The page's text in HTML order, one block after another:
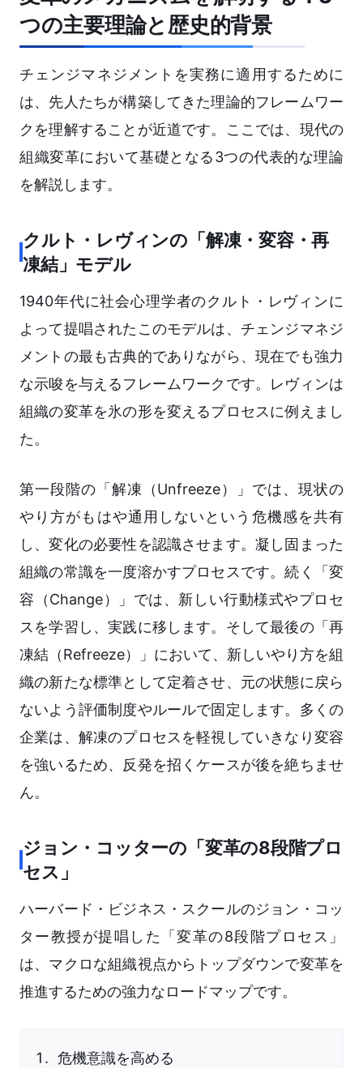
つの主要理論と歴史的背景
チェンジマネジメントを実務に適用するために
は、先人たちが構築してきた理論的フレームワー
クを理解することが近道です。ここでは、現代の
組織変革において基礎となる3つの代表的な理論
を解説します。
クルト・レヴィンの「解凍・変容・再
凍結」モデル
1940年代に社会心理学者のクルト・レヴィンに
よって提唱されたこのモデルは、チェンジマネジ
メントの最も古典的でありながら、現在でも強力
な示唆を与えるフレームワークです。レヴィンは
組織の変革を氷の形を変えるプロセスに例えまし
た。
第一段階の「解凍（Unfreeze）」では、現状の
やり方がもはや通用しないという危機感を共有
し、変化の必要性を認識させます。凝し固まった
組織の常識を一度溶かすプロセスです。続く「変
容（Change）」では、新しい行動様式やプロセ
スを学習し、実践に移します。そして最後の「再
凍結（Refreeze）」において、新しいやり方を組
織の新たな標準として定着させ、元の状態に戻ら
ないよう評価制度やルールで固定します。多くの
企業は、解凍のプロセスを軽視していきなり変容
を強いるため、反発を招くケースが後を絶ちませ
ん。
ジョン・コッターの「変革の8段階プロ
セス」
ハーバード・ビジネス・スクールのジョン・コッ
ター教授が提唱した「変革の8段階プロセス」
は、マクロな組織視点からトップダウンで変革を
推進するための強力なロードマップです。
危機意識を高める